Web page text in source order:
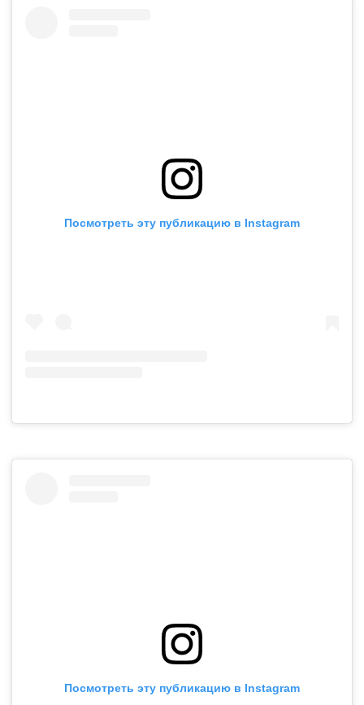
Посмотреть эту публикацию в Instagram
Посмотреть эту публикацию в Instagram